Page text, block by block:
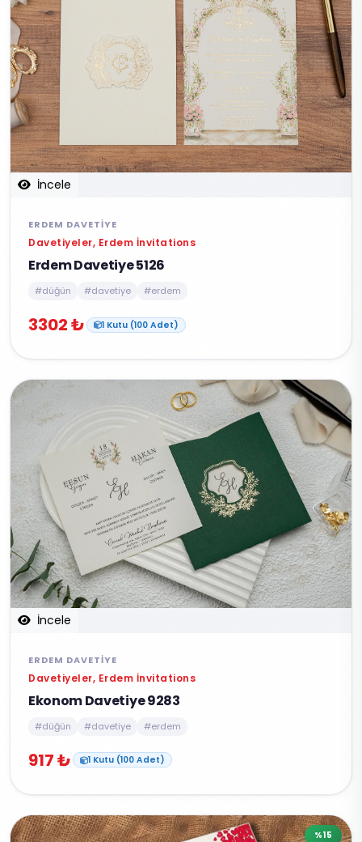
İncele
ERDEM DAVETIYE
Davetiyeler, Erdem İnvitations
Erdem Davetiye 5126
#düğün #davetiye #erdem
3302 ₺ 1 Kutu (100 Adet)
İncele
ERDEM DAVETIYE
Davetiyeler, Erdem İnvitations
Ekonom Davetiye 9283
#düğün #davetiye #erdem
917 ₺ 1 Kutu (100 Adet)
%15